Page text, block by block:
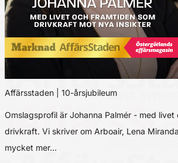
Affärsstaden | 10-årsjubileum
Omslagsprofil är Johanna Palmér - med livet
drivkraft. Vi skriver om Arboair, Lena
mycket mer…